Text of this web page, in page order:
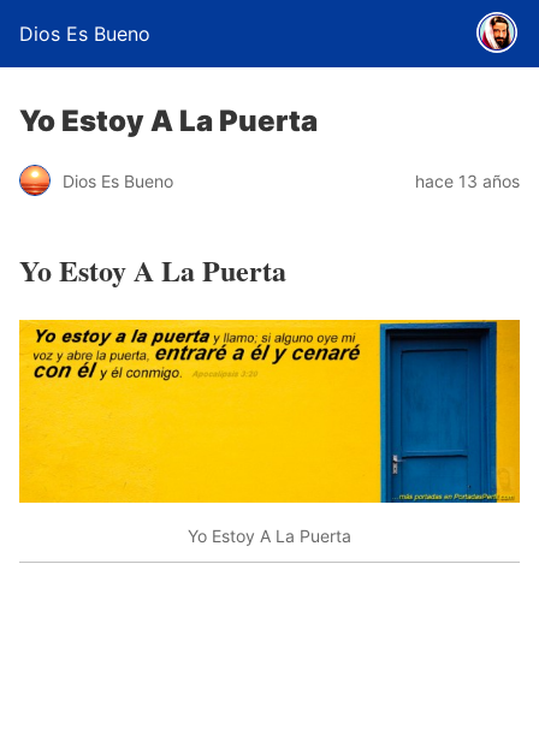
Dios Es Bueno
Yo Estoy A La Puerta
Dios Es Bueno hace 13 años
Yo Estoy A La Puerta
Yo Estoy A La Puerta